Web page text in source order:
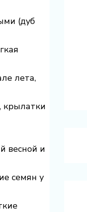
(дуб
лета,
крылатки
весной и
семян у